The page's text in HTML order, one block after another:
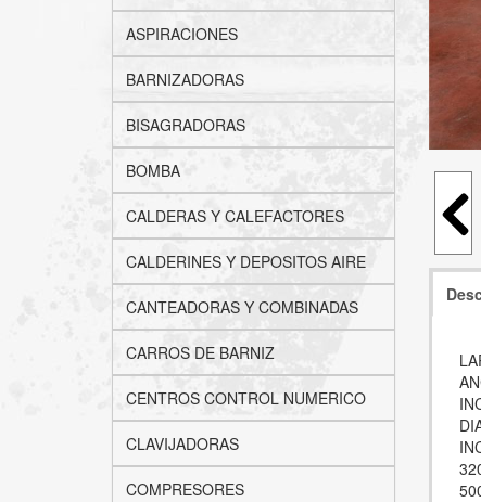
ASPIRACIONES
BARNIZADORAS
BISAGRADORAS
BOMBA
CALDERAS Y CALEFACTORES
CALDERINES Y DEPOSITOS AIRE
CANTEADORAS Y COMBINADAS
CARROS DE BARNIZ
CENTROS CONTROL NUMERICO
CLAVIJADORAS
COMPRESORES